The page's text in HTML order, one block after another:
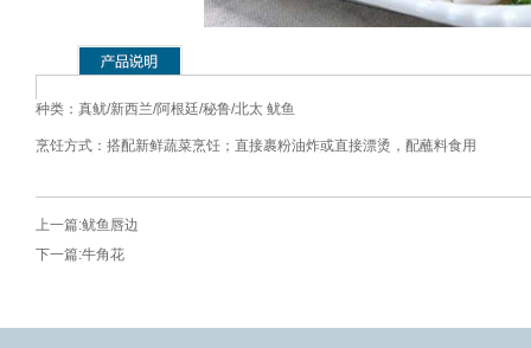
种类：真鱿/新西兰/阿根廷/秘鲁/北太 鱿鱼
烹饪方式：搭配新鲜蔬菜烹饪；直接裹粉油炸或直接漂烫，配蘸料食用
上一篇:鱿鱼唇边
下一篇:牛角花